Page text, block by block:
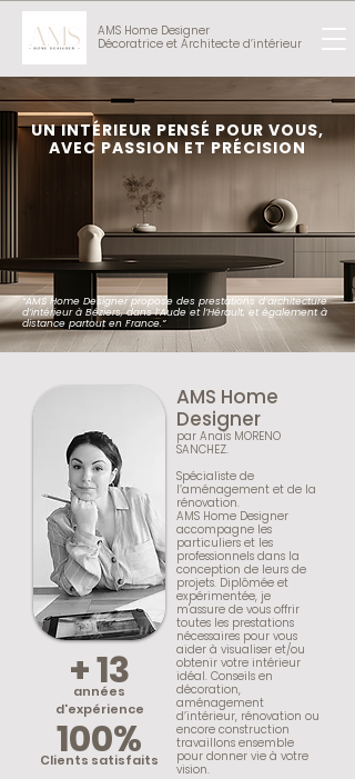
AMS Home Designer
Décoratrice et Architecte d’intérieur
UN INTÉRIEUR PENSÉ POUR VOUS,
AVEC PASSION ET PRÉCISION
“AMS Home Designer propose des prestations d’architecture
d’intérieur à Béziers, dans l’Aude et l’Hérault, et également à
distance partout en France.”
+ 13
années
d'expérience
100%
Clients satisfaits
AMS Home
Designer
par Anaïs MORENO
SANCHEZ.
​​​Spécialiste de
l’aménagement et de la
rénovation.
AMS Home Designer
accompagne les
particuliers et les
professionnels dans la
conception de leurs de
projets. Diplômée et
expérimentée, je
m'assure de vous offrir
toutes les prestations
nécessaires pour vous
aider à visualiser et/ou
obtenir votre intérieur
idéal. Conseils en
décoration,
aménagement
d’intérieur, rénovation ou
encore construction
travaillons ensemble
pour donner vie à votre
vision.​